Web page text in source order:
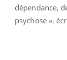
dépendance,
psychose »,